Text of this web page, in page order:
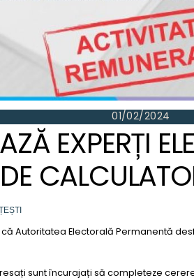
01/02/2024
EXPERȚI
Autoritatea Electorală Permanentă
sunt încurajați să completeze